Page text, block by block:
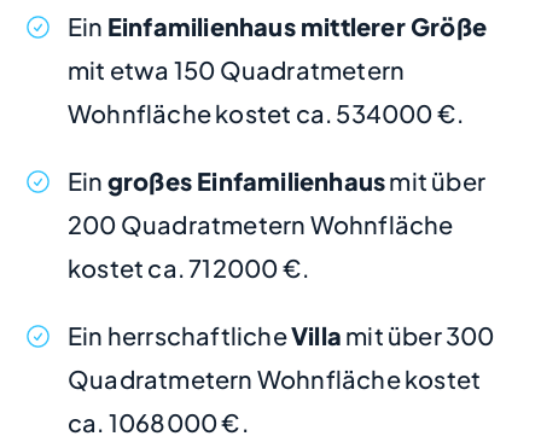
Ein Einfamilienhaus mittlerer Größe
mit etwa 150 Quadratmetern
Wohnfläche kostet ca. 534000 €.
Ein großes Einfamilienhausmit über
200 Quadratmetern Wohnfläche
kostet ca. 712000 €.
Ein herrschaftlicheVilla mit über 300
Quadratmetern Wohnfläche kostet
ca. 1068000 €.